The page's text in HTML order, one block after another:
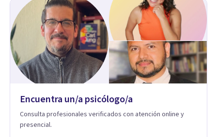
hermosa vida que hay, es mi placer y deleite ya que ser FELIZ
es derecho de toda la GENTE.
Encuentra un/a psicólogo/a
Consulta profesionales verificados con atención online y
presencial.